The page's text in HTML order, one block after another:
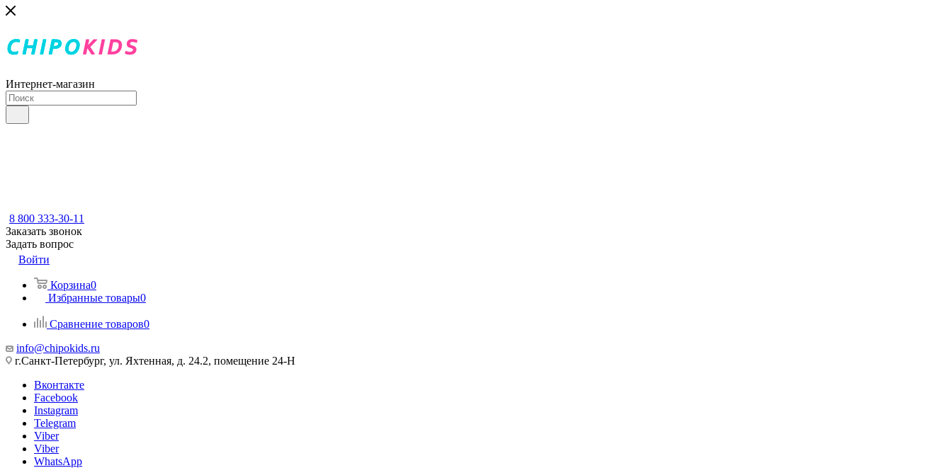
Интернет-магазин
8 800 333-30-11
Заказать звонок
Задать вопрос
Войти
Корзина0
Избранные товары0
Сравнение товаров0
info@chipokids.ru
г.Санкт-Петербург, ул. Яхтенная, д. 24.2, помещение 24-Н
Вконтакте
Facebook
Instagram
Telegram
Viber
Viber
WhatsApp